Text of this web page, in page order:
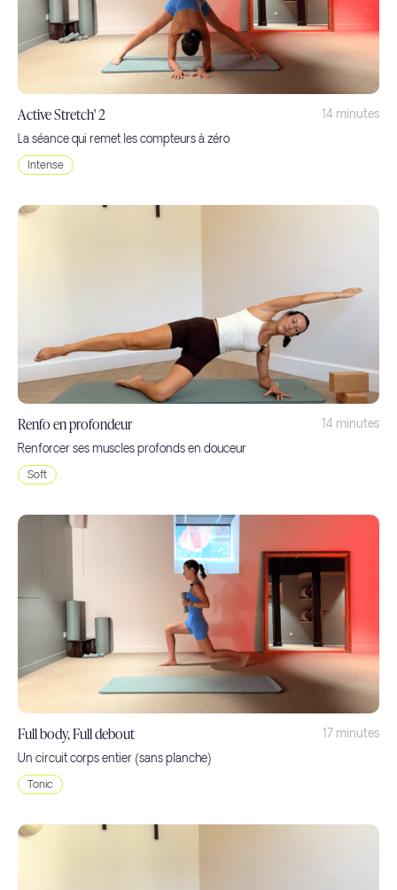
Active Stretch' 2
14 minutes
La séance qui remet les compteurs à zéro
Intense
Renfo en profondeur
14 minutes
Renforcer ses muscles profonds en douceur
Soft
Full body, Full debout
17 minutes
Un circuit corps entier (sans planche)
Tonic